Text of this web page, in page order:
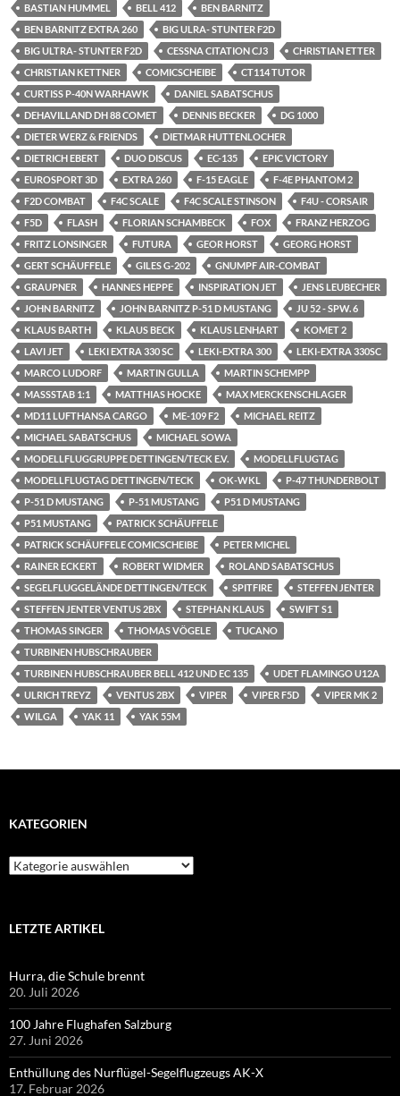
BASTIAN HUMMEL
BELL 412
BEN BARNITZ
BEN BARNITZ EXTRA 260
BIG ULRA- STUNTER F2D
BIG ULTRA- STUNTER F2D
CESSNA CITATION CJ3
CHRISTIAN ETTER
CHRISTIAN KETTNER
COMICSCHEIBE
CT114 TUTOR
CURTISS P-40N WARHAWK
DANIEL SABATSCHUS
DEHAVILLAND DH 88 COMET
DENNIS BECKER
DG 1000
DIETER WERZ & FRIENDS
DIETMAR HUTTENLOCHER
DIETRICH EBERT
DUO DISCUS EC-135
EPIC VICTORY
EUROSPORT 3D
EXTRA 260 F-15 EAGLE
F-4E PHANTOM 2
F2D COMBAT
F4C SCALE F4C SCALE STINSON
F4U - CORSAIR
F5D
FLASH FLORIAN SCHAMBECK FOX
FRANZ HERZOG
FRITZ LONSINGER
FUTURA GEOR HORST
GEORG HORST
GERT SCHÄUFFELE
GILES G-202
GNUMPF AIR-COMBAT
GRAUPNER
HANNES HEPPE INSPIRATION JET
JENS LEUBECHER
JOHN BARNITZ
JOHN BARNITZ P-51 D MUSTANG
JU 52 - SPW. 6
KLAUS BARTH
KLAUS BECK KLAUS LENHART
KOMET 2
LAVI JET
LEKI EXTRA 330 SC LEKI-EXTRA 300
LEKI-EXTRA 330SC
MARCO LUDORF
MARTIN GULLA
MARTIN SCHEMPP
MASSSTAB 1:1
MATTHIAS HOCKE
MAX MERCKENSCHLAGER
MD11 LUFTHANSA CARGO
ME-109 F2
MICHAEL REITZ
MICHAEL SABATSCHUS
MICHAEL SOWA
MODELLFLUGGRUPPE DETTINGEN/TECK E.V.
MODELLFLUGTAG
MODELLFLUGTAG DETTINGEN/TECK
OK-WKL
P-47 THUNDERBOLT
P-51 D MUSTANG
P-51 MUSTANG
P51 D MUSTANG
P51 MUSTANG
PATRICK SCHÄUFFELE
PATRICK SCHÄUFFELE COMICSCHEIBE
PETER MICHEL
RAINER ECKERT
ROBERT WIDMER
ROLAND SABATSCHUS
SEGELFLUGGELÄNDE DETTINGEN/TECK
SPITFIRE
STEFFEN JENTER
STEFFEN JENTER VENTUS 2BX
STEPHAN KLAUS
SWIFT S1
THOMAS SINGER
THOMAS VÖGELE
TUCANO
TURBINEN HUBSCHRAUBER
TURBINEN HUBSCHRAUBER BELL 412 UND EC 135
UDET FLAMINGO U12A
ULRICH TREYZ
VENTUS 2BX VIPER VIPER F5D
VIPER MK 2
WILGA
YAK 11 YAK 55M
KATEGORIEN
Kategorien
LETZTE ARTIKEL
Hurra, die Schule brennt
20. Juli 2026
100 Jahre Flughafen Salzburg
27. Juni 2026
Enthüllung des Nurflügel-Segelflugzeugs AK-X
17. Februar 2026